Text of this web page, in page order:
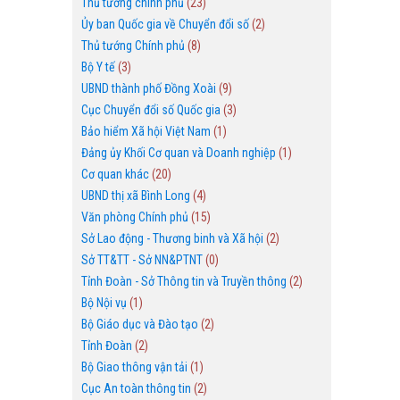
Ủy ban Quốc gia về Chuyển đổi số(2)
Thủ tướng Chính phủ (8)
Bộ Y tế(3)
UBND thành phố Đồng Xoài (9)
Cục Chuyển đổi số Quốc gia (3)
Bảo hiểm Xã hội Việt Nam (1)
Đảng ủy Khối Cơ quan và Doanh nghiệp (1)
Cơ quan khác(20)
UBND thị xã Bình Long (4)
Văn phòng Chính phủ (15)
Sở Lao động - Thương binh và Xã hội (2)
Sở TT&TT - Sở NN&PTNT(0)
Tỉnh Đoàn - Sở Thông tin và Truyền thông (2)
Bộ Nội vụ (1)
Bộ Giáo dục và Đào tạo (2)
Tỉnh Đoàn (2)
Bộ Giao thông vận tải (1)
Cục An toàn thông tin (2)